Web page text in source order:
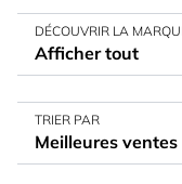
DÉCOUVRIR LA
Afficher tout
TRIER PAR
Meilleures ventes